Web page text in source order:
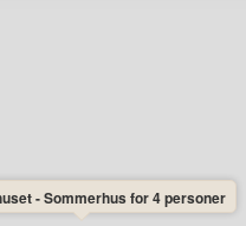
- Sommerhus for 4 personer